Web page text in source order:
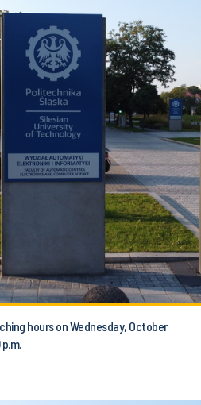
hours on Wednesday, October